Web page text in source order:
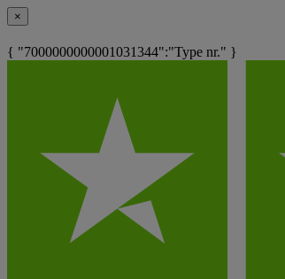
×
{ "7000000000001031344":"Type nr." }